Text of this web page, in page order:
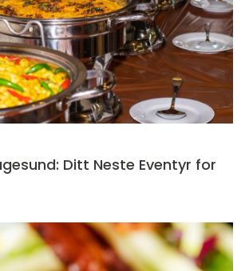
Ditt Neste Eventyr for